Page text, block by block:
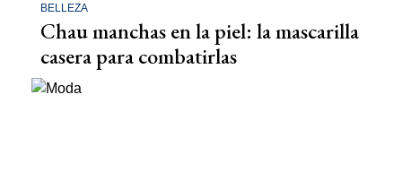
BELLEZA
Chau manchas en la piel: la mascarilla
casera para combatirlas